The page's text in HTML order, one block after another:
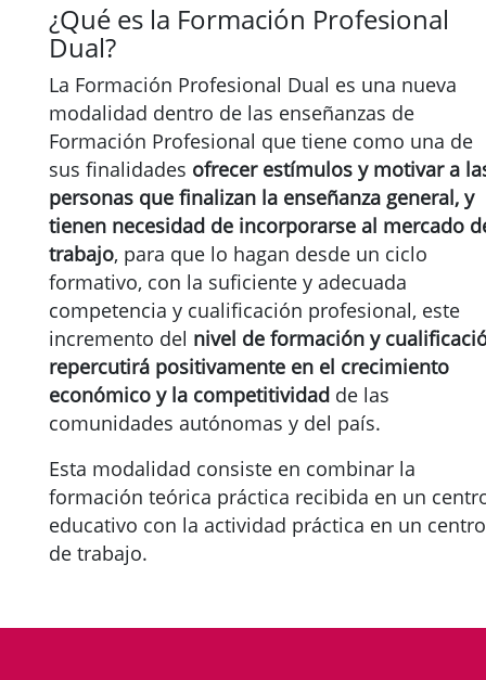
¿Qué es la Formación Profesional
Dual?
La Formación Profesional Dual es una nueva
modalidad dentro de las enseñanzas de
Formación Profesional que tiene como una de
sus finalidades ofrecer estímulos y motivar a
personas que finalizan la enseñanza general, y
tienen necesidad de incorporarse al mercado
trabajo, para que lo hagan desde un ciclo
formativo, con la suficiente y adecuada
competencia y cualificación profesional, este
incremento del nivel de formación y
repercutirá positivamente en el crecimiento
económico y la competitividad de las
comunidades autónomas y del país.
Esta modalidad consiste en combinar la
formación teórica práctica recibida en un
educativo con la actividad práctica en un centro
de trabajo.